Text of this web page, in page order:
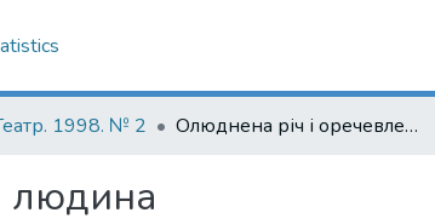
1998. № 2 Олюднена річ і оречевлена людина
людина